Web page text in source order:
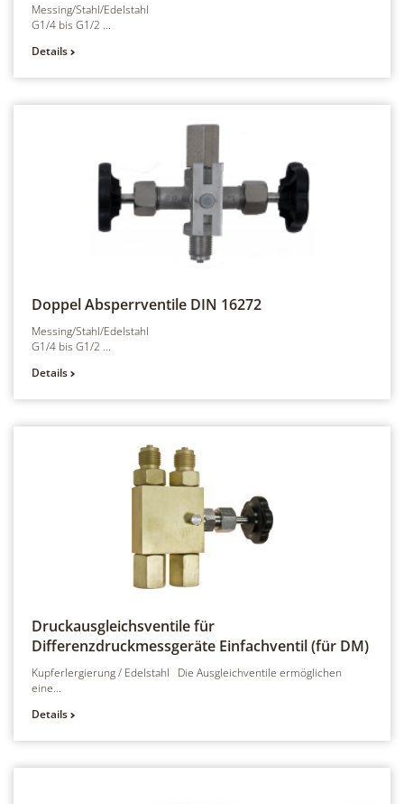
Messing/Stahl/Edelstahl
G1/4 bis G1/2 ...
Details
Doppel Absperrventile DIN 16272
Messing/Stahl/Edelstahl
G1/4 bis G1/2 ...
Details
Druckausgleichsventile für
Differenzdruckmessgeräte Einfachventil (für DM)
Kupferlergierung / Edelstahl Die Ausgleichventile ermöglichen
eine...
Details